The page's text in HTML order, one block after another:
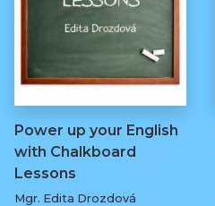
Power up your English
with Chalkboard
Lessons
Mgr. Edita Drozdová